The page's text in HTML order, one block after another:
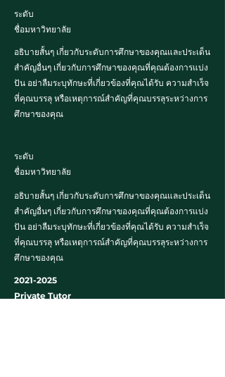
ระดับ
ชื่อมหาวิทยาลัย
อธิบายสั้นๆ เกี่ยวกับระดับการศึกษาของคุณและประเด็น
สำคัญอื่นๆ เกี่ยวกับการศึกษาของคุณที่คุณต้องการแบ่ง
ปัน อย่าลืมระบุทักษะที่เกี่ยวข้องที่คุณได้รับ ความสำเร็จ
ที่คุณบรรลุ หรือเหตุการณ์สำคัญที่คุณบรรลุระหว่างการ
ศึกษาของคุณ
ระดับ
ชื่อมหาวิทยาลัย
อธิบายสั้นๆ เกี่ยวกับระดับการศึกษาของคุณและประเด็น
สำคัญอื่นๆ เกี่ยวกับการศึกษาของคุณที่คุณต้องการแบ่ง
ปัน อย่าลืมระบุทักษะที่เกี่ยวข้องที่คุณได้รับ ความสำเร็จ
ที่คุณบรรลุ หรือเหตุการณ์สำคัญที่คุณบรรลุระหว่างการ
ศึกษาของคุณ
2021-2025
Private Tutor